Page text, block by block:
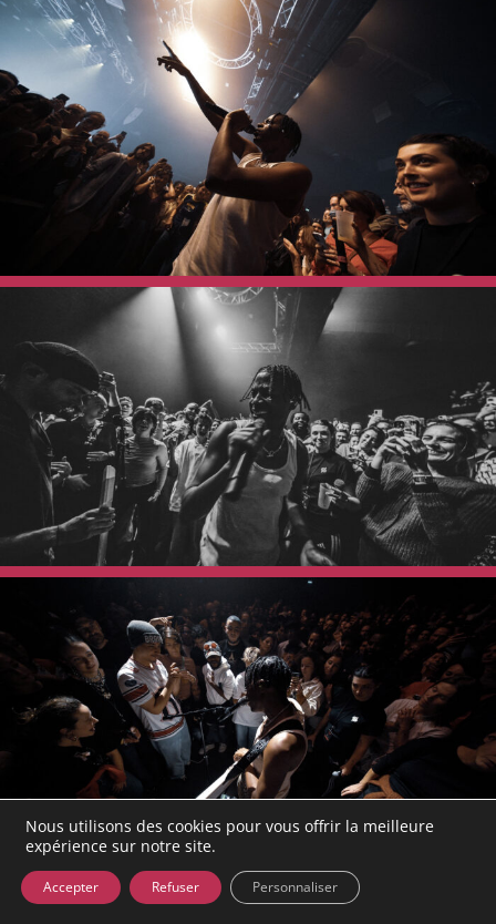
Nous utilisons des cookies pour vous offrir la meilleure
expérience sur notre site.
Accepter Refuser Personnaliser